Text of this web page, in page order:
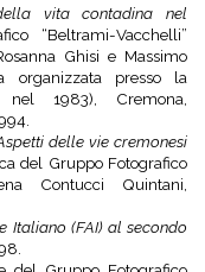
vita contadina nel
“Beltrami-Vacchelli”
Ghisi e Massimo
organizzata presso la
1983), Cremona,
delle vie cremonesi
del Gruppo Fotografico
Contucci Quintani,
Italiano (FAI) al secondo